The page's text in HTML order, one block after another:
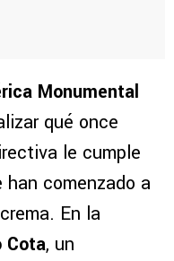
Monumental
qué once
le cumple
comenzado a
En la
Cota, un